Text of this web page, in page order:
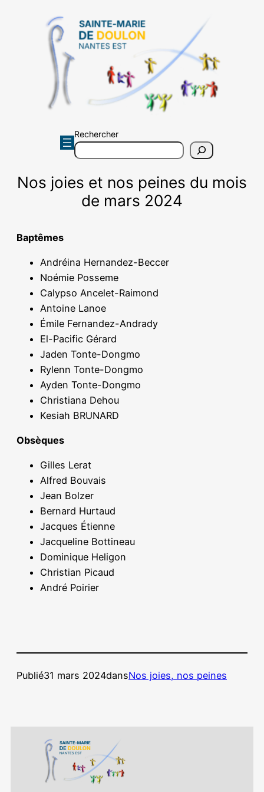
Rechercher
Nos joies et nos peines du mois
de mars 2024
Baptêmes
Andréina Hernandez-Beccer
Noémie Posseme
Calypso Ancelet-Raimond
Antoine Lanoe
Émile Fernandez-Andrady
El-Pacific Gérard
Jaden Tonte-Dongmo
Rylenn Tonte-Dongmo
Ayden Tonte-Dongmo
Christiana Dehou
Kesiah BRUNARD
Obsèques
Gilles Lerat
Alfred Bouvais
Jean Bolzer
Bernard Hurtaud
Jacques Étienne
Jacqueline Bottineau
Dominique Heligon
Christian Picaud
André Poirier
Publié31 mars 2024dansNos joies, nos peines